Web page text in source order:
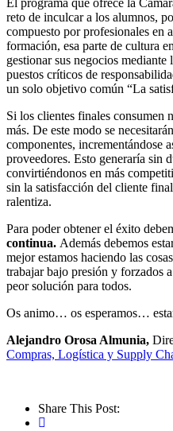
El programa que ofrece la
reto de inculcar a los alumnos,
compuesto por profesionales en
formación, esa parte de cultura
gestionar sus negocios
puestos críticos de
un solo objetivo común “La
Si los clientes finales consumen
más. De este modo se
componentes, incrementándose
proveedores. Esto generaría sin
convirtiéndonos en más
sin la satisfacción del cliente
ralentiza.
Para poder obtener el éxito
continua. Además debemos
mejor estamos haciendo las
trabajar bajo presión y forzados
peor solución para todos.
Os animo… os esperamos…
Alejandro Orosa Almunia,
Compras, Logística y Supply
Share This Post: